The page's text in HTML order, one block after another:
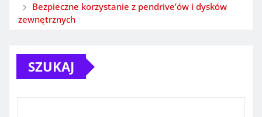
Bezpieczne korzystanie z pendrive’ów i dysków
zewnętrznych
SZUKAJ